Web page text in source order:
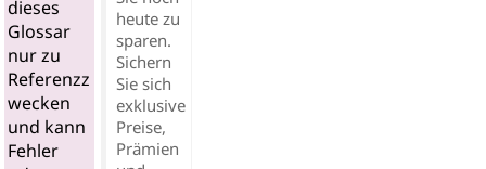
dieses
Glossar
nur zu
Referenzz
wecken
und kann
Fehler
heute zu
sparen.
Sichern
Sie sich
exklusive
Preise,
Prämien